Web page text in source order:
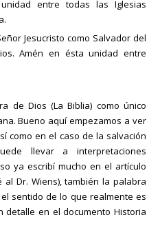
entre todas las Iglesias
Jesucristo como Salvador del
Amén en ésta unidad entre
de Dios (La Biblia) como único
Bueno aquí empezamos a ver
como en el caso de la salvación
llevar a interpretaciones
ya escribí mucho en el artículo
Dr. Wiens), también la palabra
sentido de lo que realmente es
detalle en el documento Historia